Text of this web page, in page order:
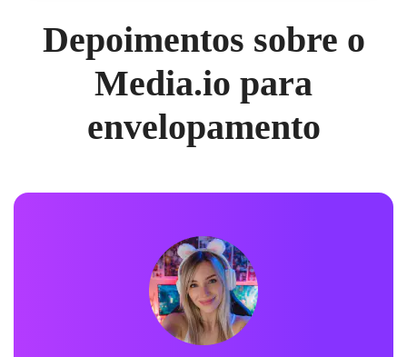
Depoimentos sobre o
Media.io para
envelopamento